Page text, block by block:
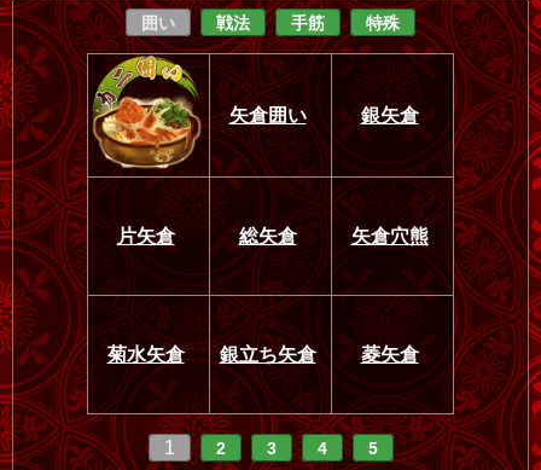
囲い 戦法 手筋 特殊
矢倉囲い 銀矢倉
片矢倉 総矢倉 矢倉穴熊
菊水矢倉 銀立ち矢倉 菱矢倉
1 2 3 4 5